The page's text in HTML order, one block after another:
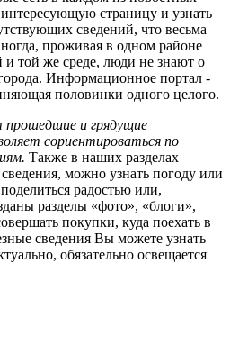
страницу и узнать
сведений, что весьма
проживая в одном районе
и той же среде, люди не знают о
Информационное портал -
половинки одного целого.
прошедшие и грядущие
сориентироваться по
Также в наших разделах
можно узнать погоду или
радостью или,
разделы «фото», «блоги»,
покупки, куда поехать в
сведения Вы можете узнать
обязательно освещается